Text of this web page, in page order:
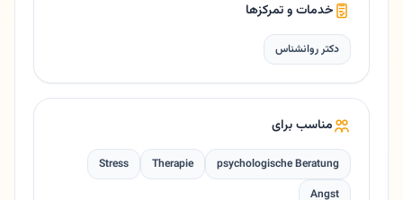
خدمات و تمرکزها
دکتر روانشناس
مناسب برای
psychologische Beratung
Therapie
Stress
Angst